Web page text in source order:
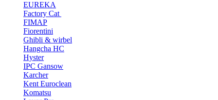
EUREKA
Factory Cat
FIMAP
Fiorentini
Ghibli & wirbel
Hangcha HC
Hyster
IPC Gansow
Karcher
Kent Euroclean
Komatsu